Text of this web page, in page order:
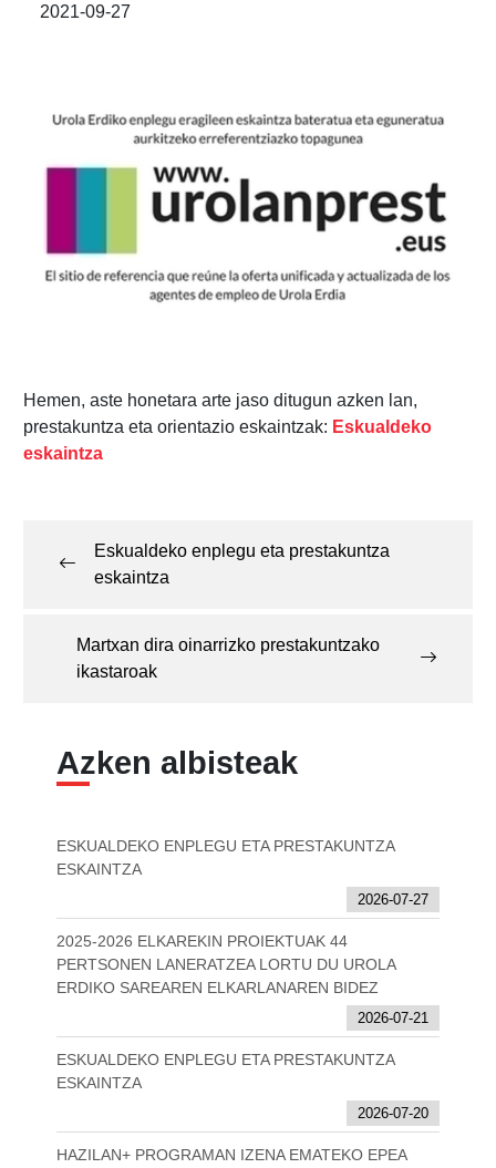
2021-09-27
Hemen, aste honetara arte jaso ditugun azken lan,
prestakuntza eta orientazio eskaintzak: Eskualdeko
eskaintza
Eskualdeko enplegu eta prestakuntza
eskaintza
Martxan dira oinarrizko prestakuntzako
ikastaroak
Azken albisteak
ESKUALDEKO ENPLEGU ETA PRESTAKUNTZA
ESKAINTZA
2026-07-27
2025-2026 ELKAREKIN PROIEKTUAK 44
PERTSONEN LANERATZEA LORTU DU UROLA
ERDIKO SAREAREN ELKARLANAREN BIDEZ
2026-07-21
ESKUALDEKO ENPLEGU ETA PRESTAKUNTZA
ESKAINTZA
2026-07-20
HAZILAN+ PROGRAMAN IZENA EMATEKO EPEA